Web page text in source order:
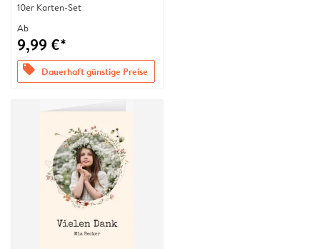
10er Karten-Set
Ab
9,99 €*
offers Dauerhaft günstige Preise